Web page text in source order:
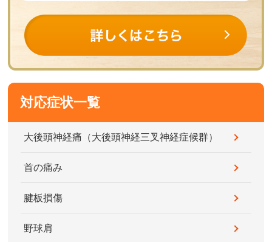
対応症状一覧
大後頭神経痛（大後頭神経三叉神経症候群）
首の痛み
腱板損傷
野球肩